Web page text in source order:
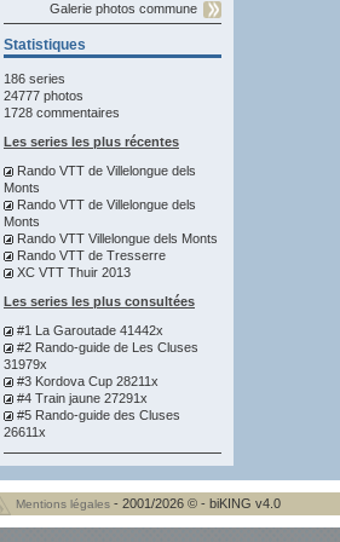
Galerie photos commune
Statistiques
186 series
24777 photos
1728 commentaires
Les series les plus récentes
Rando VTT de Villelongue dels
Monts
Rando VTT de Villelongue dels
Monts
Rando VTT Villelongue dels Monts
Rando VTT de Tresserre
XC VTT Thuir 2013
Les series les plus consultées
#1 La Garoutade 41442x
#2 Rando-guide de Les Cluses
31979x
#3 Kordova Cup 28211x
#4 Train jaune 27291x
#5 Rando-guide des Cluses
26611x
Mentions légales - 2001/2026 © - biKING v4.0